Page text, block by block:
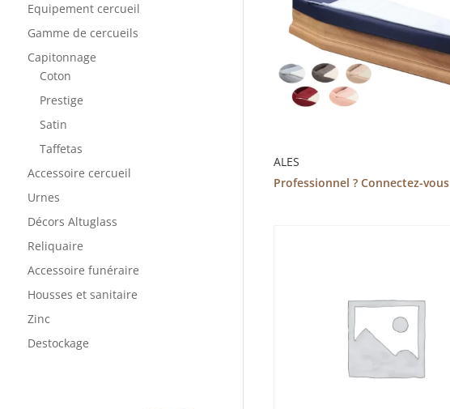
ALES
Professionnel ? Connectez-vous
Equipement cercueil
Gamme de cercueils
Capitonnage
Coton
Prestige
Satin
Taffetas
Accessoire cercueil
Urnes
Décors Altuglass
Reliquaire
Accessoire funéraire
Housses et sanitaire
Zinc
Destockage